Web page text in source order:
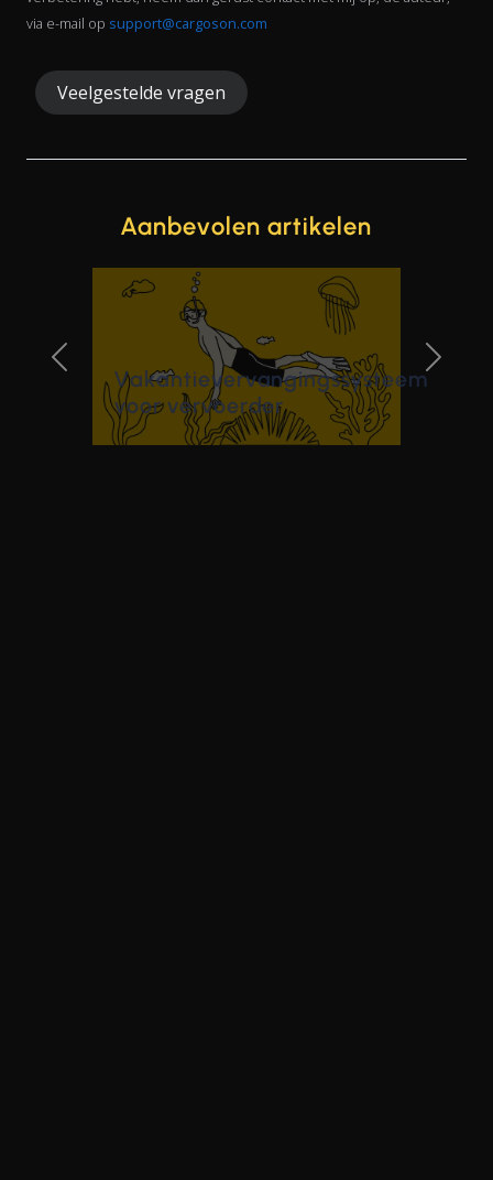
via e-mail op support@cargoson.com
Veelgestelde vragen
Aanbevolen artikelen
11 redenen om voor
Cargoson TMS te
Previous Slide